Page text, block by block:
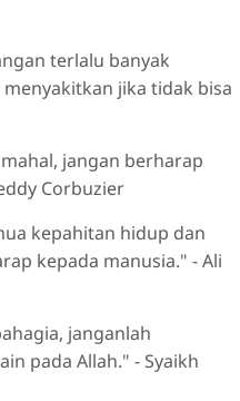
terlalu banyak
jika tidak bisa
jangan berharap
Corbuzier
kepahitan hidup dan
kepada manusia." - Ali
janganlah
pada Allah." - Syaikh